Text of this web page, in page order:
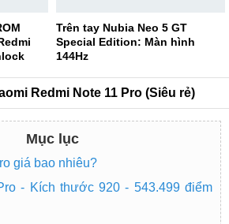
Trên tay Nubia Neo 5 GT
Special Edition: Màn hình
144Hz
Redmi Note 11 Pro (Siêu rẻ)
Mục lục
giá bao nhiêu?
- Kích thước 920 - 543.499 điểm